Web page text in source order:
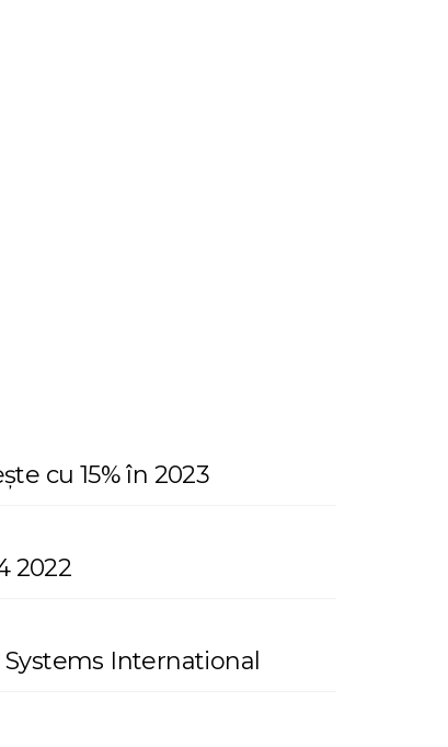
cu 15% în 2023
2022
Systems International